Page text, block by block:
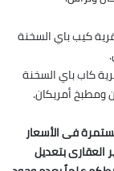
كيب باي السخنة
كاب باي السخنة
فى الأسعار
العقارى بتعديل